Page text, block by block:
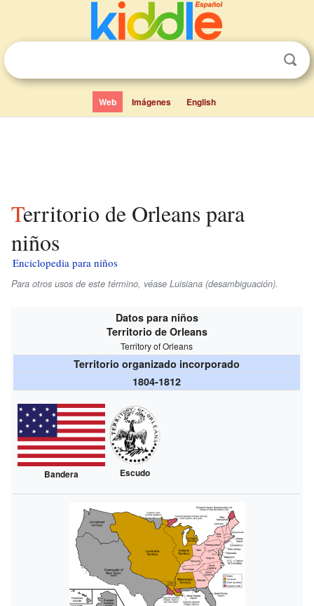
Web Imágenes English
Territorio de Orleans para
niños
Enciclopedia para niños
Para otros usos de este término, véase Luisiana (desambiguación).
Datos para niños
Territorio de Orleans
Territory of Orleans
Territorio organizado incorporado
1804-1812
Bandera Escudo